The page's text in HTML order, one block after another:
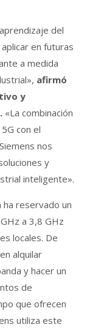
del
en futuras
a medida
afirmó
y
«La combinación
con el
nos
y
inteligente».
ha reservado un
a 3,8 GHz
locales. De
alquilar
y hacer un
de
que ofrecen
utiliza este